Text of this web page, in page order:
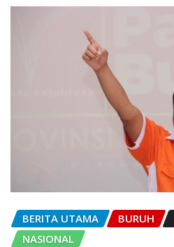
BERITA UTAMA BURUH
NASIONAL